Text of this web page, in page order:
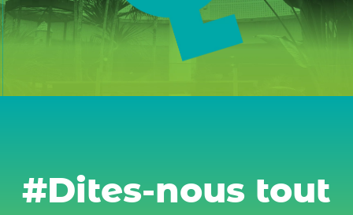
#Dites-nous tout